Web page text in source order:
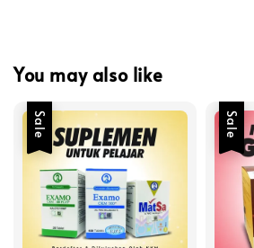
You may also like
Sale Sale